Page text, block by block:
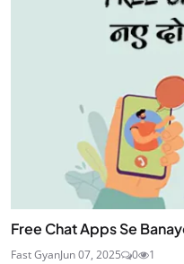
Free Chat Apps Se
Fast GyanJun 07, 2025 0 1